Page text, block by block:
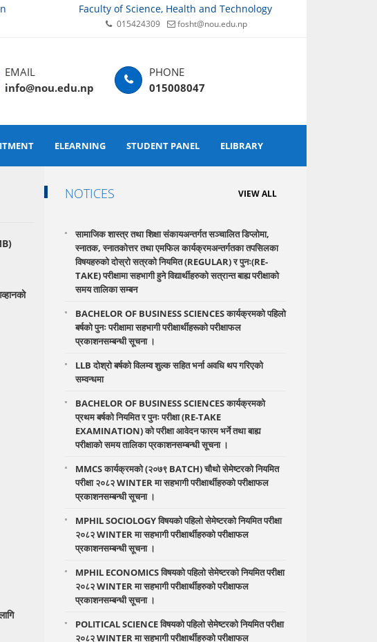
Faculty of Science, Health and Technology
015424309 fosht@nou.edu.np
info@nou.edu.np 015008047
ELEARNING STUDENT PANEL ELIBRARY
NOTICES VIEW ALL
सामाजिक शास्त्र तथा शिक्षा संकायअन्तर्गत सञ्चालित डिप्लोमा,
स्नातक, स्नातकोत्तर तथा एमफिल कार्यक्रमअन्तर्गतका तपसिलका
विषयहरुको दोस्रो सत्रको नियमित (REGULAR) र पुनः(RE-
TAKE) परीक्षामा सहभागी हुने विद्यार्थीहरुको सत्रान्त बाह्य परीक्षाको
समय तालिका सम्बन
BACHELOR OF BUSINESS SCIENCES कार्यक्रमको पहिलो
बर्षको पुनः परीक्षामा सहभागी परीक्षार्थीहरूको परीक्षाफल
प्रकाशनसम्बन्धी सूचना ।
LLB दोश्रो बर्षको विलम्व शुल्क सहित भर्ना अवधि थप गरिएको
सम्वन्धमा
BACHELOR OF BUSINESS SCIENCES कार्यक्रमको
प्रथम बर्षको नियमित र पुनः परीक्षा (RE-TAKE
EXAMINATION) को परीक्षा आवेदन फारम भर्ने तथा बाह्य
परीक्षाको समय तालिका प्रकाशनसम्बन्धी सूचना ।
MMCS कार्यक्रमको (२०७९ BATCH) चौथो सेमेष्टरको नियमित
परीक्षा २०८२ WINTER मा सहभागी परीक्षार्थीहरुको परीक्षाफल
प्रकाशनसम्बन्धी सूचना ।
MPHIL SOCIOLOGY विषयको पहिलो सेमेष्टरको नियमित परीक्षा
२०८२ WINTER मा सहभागी परीक्षार्थीहरुको परीक्षाफल
प्रकाशनसम्बन्धी सूचना ।
MPHIL ECONOMICS विषयको पहिलो सेमेष्टरको नियमित परीक्षा
२०८२ WINTER मा सहभागी परीक्षार्थीहरुको परीक्षाफल
प्रकाशनसम्बन्धी सूचना ।
POLITICAL SCIENCE विषयको पहिलो सेमेष्टरको नियमित परीक्षा
२०८२ WINTER मा सहभागी परीक्षार्थीहरुको परीक्षाफल